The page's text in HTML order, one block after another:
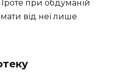
при обдуманій
від неї лише